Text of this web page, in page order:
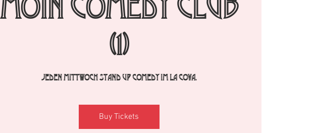
Moin Comedy Club
(1)
Jeden Mittwoch Stand Up Comedy im La Cova.
Buy Tickets